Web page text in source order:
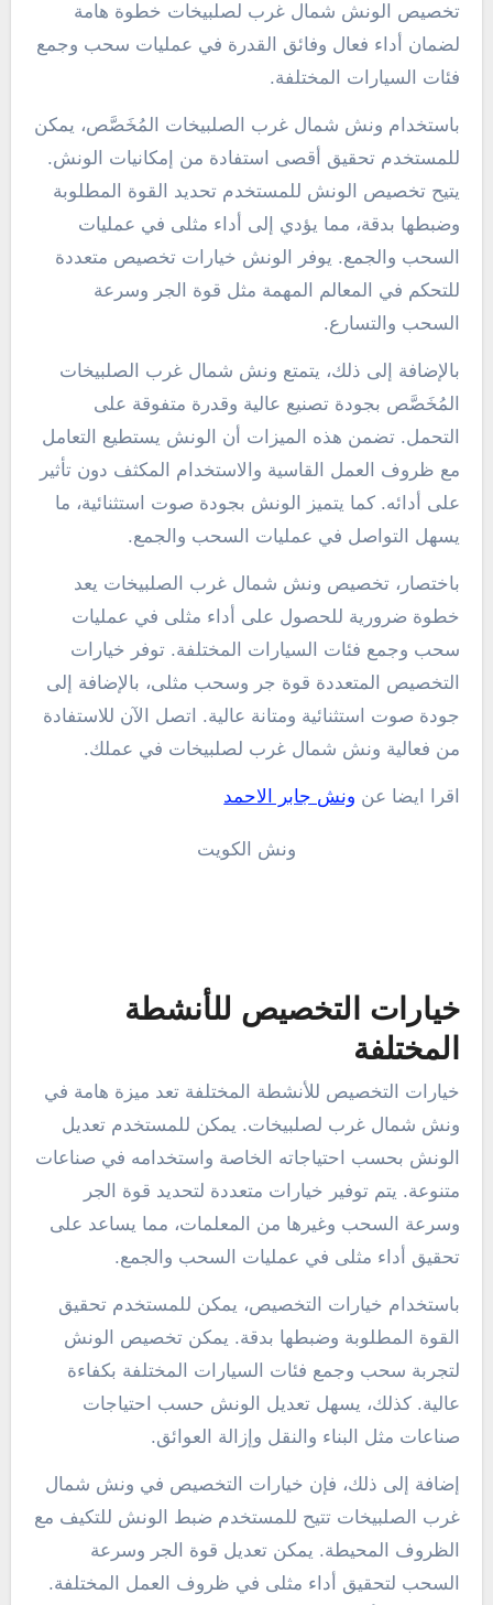
تخصيص الونش شمال غرب لصلبيخات خطوة هامة
لضمان أداء فعال وفائق القدرة في عمليات سحب وجمع
فئات السيارات المختلفة.
باستخدام ونش شمال غرب الصلبيخات المُخَصَّص، يمكن
للمستخدم تحقيق أقصى استفادة من إمكانيات الونش.
يتيح تخصيص الونش للمستخدم تحديد القوة المطلوبة
وضبطها بدقة، مما يؤدي إلى أداء مثلى في عمليات
السحب والجمع. يوفر الونش خيارات تخصيص متعددة
للتحكم في المعالم المهمة مثل قوة الجر وسرعة
السحب والتسارع.
بالإضافة إلى ذلك، يتمتع ونش شمال غرب الصلبيخات
المُخَصَّص بجودة تصنيع عالية وقدرة متفوقة على
التحمل. تضمن هذه الميزات أن الونش يستطيع التعامل
مع ظروف العمل القاسية والاستخدام المكثف دون تأثير
على أدائه. كما يتميز الونش بجودة صوت استثنائية، ما
يسهل التواصل في عمليات السحب والجمع.
باختصار، تخصيص ونش شمال غرب الصلبيخات يعد
خطوة ضرورية للحصول على أداء مثلى في عمليات
سحب وجمع فئات السيارات المختلفة. توفر خيارات
التخصيص المتعددة قوة جر وسحب مثلى، بالإضافة إلى
جودة صوت استثنائية ومتانة عالية. اتصل الآن للاستفادة
من فعالية ونش شمال غرب لصلبيخات في عملك.
اقرا ايضا عن ونش جابر الاحمد
ونش الكويت
خيارات التخصيص للأنشطة
المختلفة
خيارات التخصيص للأنشطة المختلفة تعد ميزة هامة في
ونش شمال غرب لصلبيخات. يمكن للمستخدم تعديل
الونش بحسب احتياجاته الخاصة واستخدامه في صناعات
متنوعة. يتم توفير خيارات متعددة لتحديد قوة الجر
وسرعة السحب وغيرها من المعلمات، مما يساعد على
تحقيق أداء مثلى في عمليات السحب والجمع.
باستخدام خيارات التخصيص، يمكن للمستخدم تحقيق
القوة المطلوبة وضبطها بدقة. يمكن تخصيص الونش
لتجربة سحب وجمع فئات السيارات المختلفة بكفاءة
عالية. كذلك، يسهل تعديل الونش حسب احتياجات
صناعات مثل البناء والنقل وإزالة العوائق.
إضافة إلى ذلك، فإن خيارات التخصيص في ونش شمال
غرب الصلبيخات تتيح للمستخدم ضبط الونش للتكيف مع
الظروف المحيطة. يمكن تعديل قوة الجر وسرعة
السحب لتحقيق أداء مثلى في ظروف العمل المختلفة.